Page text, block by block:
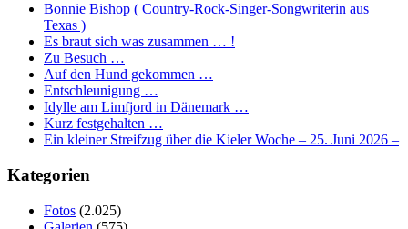
Bonnie Bishop ( Country-Rock-Singer-Songwriterin aus
Texas )
Es braut sich was zusammen … !
Zu Besuch …
Auf den Hund gekommen …
Entschleunigung …
Idylle am Limfjord in Dänemark …
Kurz festgehalten …
Ein kleiner Streifzug über die Kieler Woche – 25. Juni 2026 –
Kategorien
Fotos (2.025)